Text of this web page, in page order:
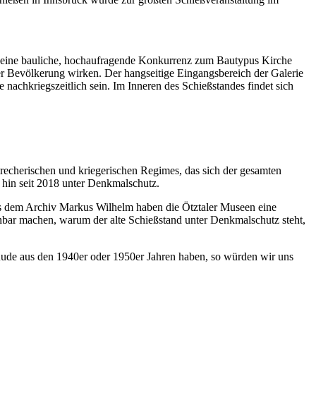
bauliche, hochaufragende Konkurrenz zum Bautypus Kirche
wirken. Der hangseitige Eingangsbereich der Galerie
sein. Im Inneren des Schießstandes findet sich
und kriegerischen Regimes, das sich der gesamten
seit 2018 unter Denkmalschutz.
Archiv Markus Wilhelm haben die Ötztaler Museen eine
machen, warum der alte Schießstand unter Denkmalschutz steht,
aus den 1940er oder 1950er Jahren haben, so würden wir uns